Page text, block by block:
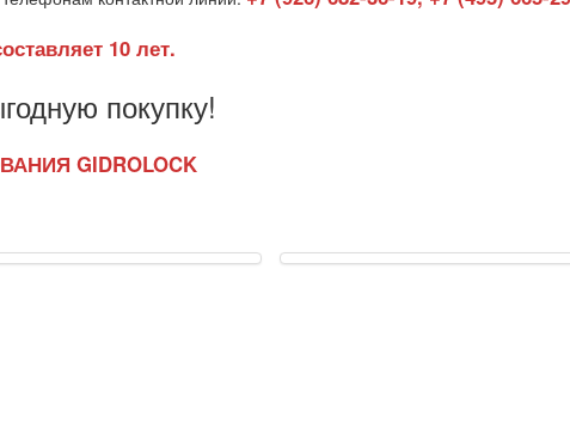
10 лет.
покупку!
GIDROLOCK